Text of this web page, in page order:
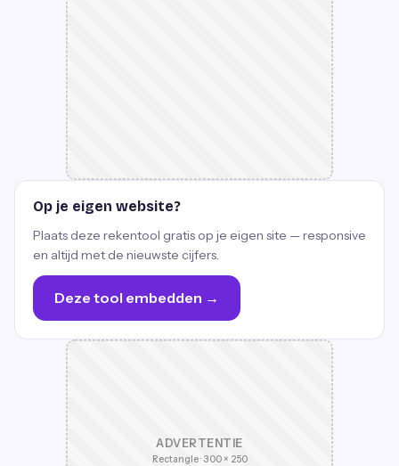
Op je eigen website?
Plaats deze rekentool gratis op je eigen site — responsive
en altijd met de nieuwste cijfers.
Deze tool embedden →
ADVERTENTIE
Rectangle · 300 × 250